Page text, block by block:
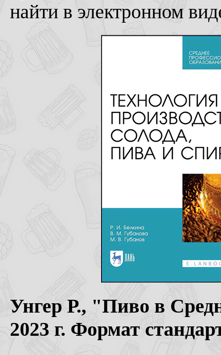
найти в электронном
Унгер Р., "Пиво в
2023 г. Формат